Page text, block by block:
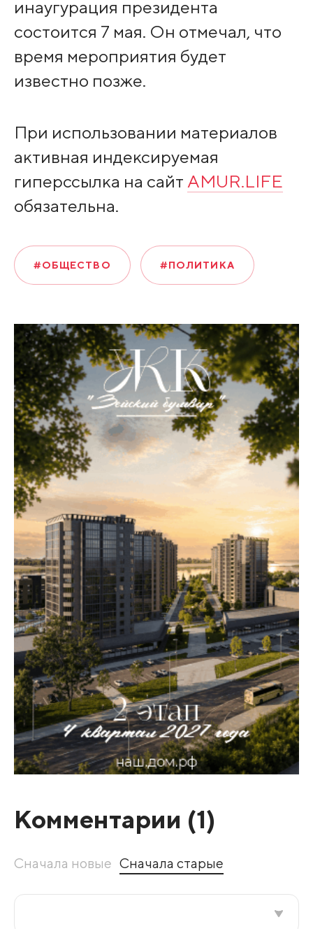
инаугурация президента
состоится 7 мая. Он отмечал, что
время мероприятия будет
известно позже.
При использовании материалов
активная индексируемая
гиперссылка на сайт AMUR.LIFE
обязательна.
#ОБЩЕСТВО #ПОЛИТИКА
Комментарии (1)
Сначала новые Сначала старые